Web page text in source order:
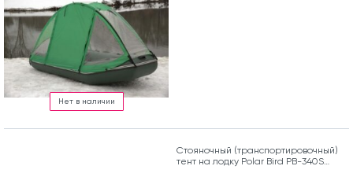
Нет в наличии
Стояночный (транспортировочный)
тент на лодку Polar Bird PB-340S